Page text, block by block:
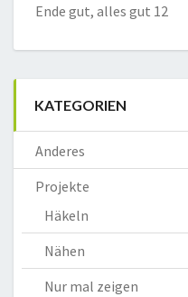
Ende gut, alles gut 12
KATEGORIEN
Anderes
Projekte
Häkeln
Nähen
Nur mal zeigen